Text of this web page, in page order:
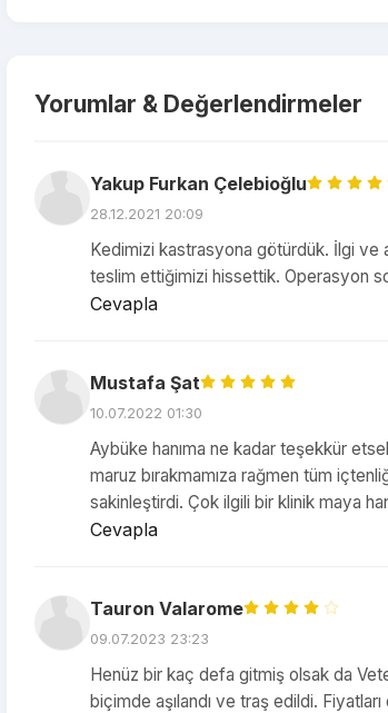
Yorumlar & Değerlendirmeler
Yakup Furkan Çelebioğlu
28.12.2021 20:09
Kedimizi kastrasyona götürdük. İlgi ve
teslim ettiğimizi hissettik. Operasyon
Cevapla
Mustafa Şat
10.07.2022 01:30
Aybüke hanıma ne kadar teşekkür
maruz bırakmamıza rağmen tüm
sakinleştirdi. Çok ilgili bir klinik maya
Cevapla
Tauron Valarome
09.07.2023 23:23
Henüz bir kaç defa gitmiş olsak da
biçimde aşılandı ve traş edildi. Fiyatları